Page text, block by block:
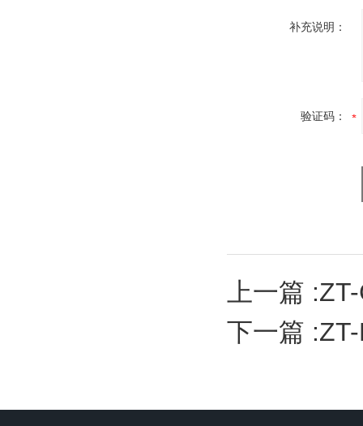
补充说明：
验证码：
上一篇 :
下一篇 :